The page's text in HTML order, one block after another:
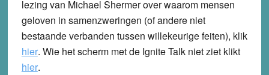
lezing van Michael Shermer over waarom mensen
geloven in samenzweringen (of andere niet
bestaande verbanden tussen willekeurige feiten), klik
hier. Wie het scherm met de Ignite Talk niet ziet klikt
hier.